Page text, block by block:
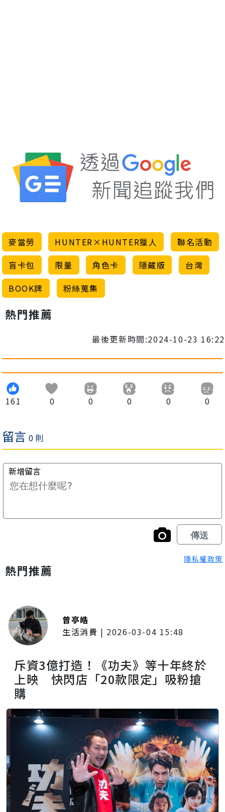
麥當勞 HUNTER×HUNTER獵人
聯名活動
盲卡包
限量 角色卡 隱藏版
台灣
BOOK牌
粉絲蒐集
熱門推薦
最後更新時間:2024-10-23 16:22
161 0 0 0 0 0
隱私權政策
熱門推薦
曾亭皓
生活消費 | 2026-03-04 15:48
斥資3億打造！《功夫》等十年終於
上映 快閃店「20款限定」吸粉搶
購